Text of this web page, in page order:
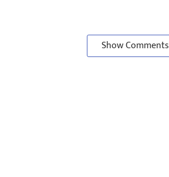
Show Comments